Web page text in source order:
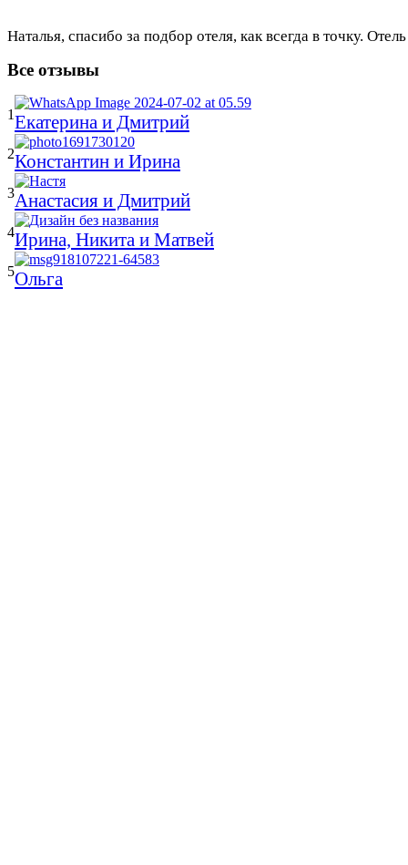
Наталья, спасибо за подбор отеля, как всегда в точку.
Все отзывы
1Екатерина и Дмитрий
2Константин и Ирина
3Анастасия и Дмитрий
4Ирина, Никита и Матвей
5Ольга